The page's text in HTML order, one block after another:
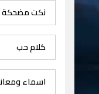
نكت مضحكة
كلام حب
اسماء